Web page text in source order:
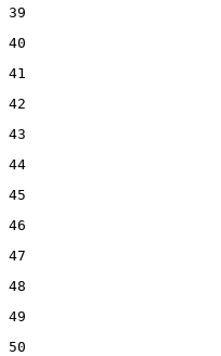
39
40
41
42
43
44
45
46
47
48
49
50